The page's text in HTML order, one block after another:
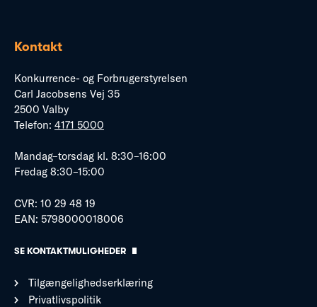
Kontakt
Konkurrence- og Forbrugerstyrelsen
Carl Jacobsens Vej 35
2500 Valby
Telefon: 4171 5000
Mandag–torsdag kl. 8:30–16:00
Fredag 8:30–15:00
CVR: 10 29 48 19
EAN: 5798000018006
SE KONTAKTMULIGHEDER
Tilgængelighedserklæring
Privatlivspolitik